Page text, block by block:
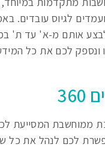
לגיוס עובדים.
אותם מ-א' עד
ונספק לכם את כל
עובדים 360 היא מערכת
לכם לנהל את כל